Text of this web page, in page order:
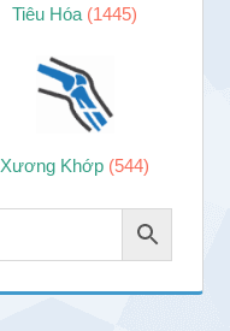
Tiêu Hóa (1445)
Xương Khớp (544)